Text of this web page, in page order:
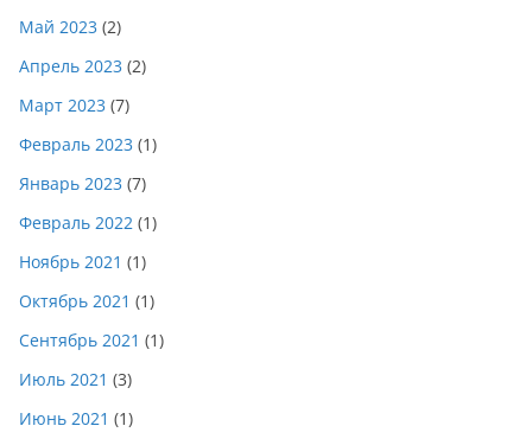
Май 2023 (2)
Апрель 2023 (2)
Март 2023 (7)
Февраль 2023 (1)
Январь 2023 (7)
Февраль 2022 (1)
Ноябрь 2021 (1)
Октябрь 2021 (1)
Сентябрь 2021 (1)
Июль 2021 (3)
Июнь 2021 (1)